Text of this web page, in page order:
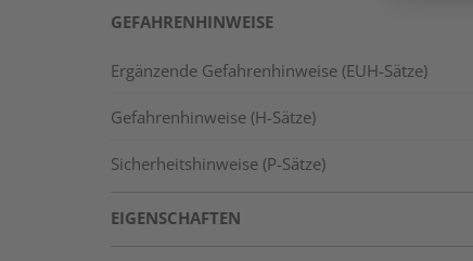
GEFAHRENHINWEISE
Ergänzende Gefahrenhinweise (EUH-Sätze)
Gefahrenhinweise (H-Sätze)
Sicherheitshinweise (P-Sätze)
EIGENSCHAFTEN